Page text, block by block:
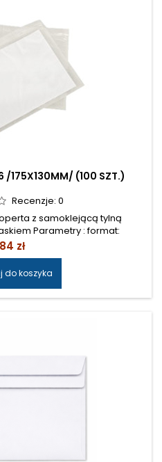
/175X130MM/ (100 SZT.)
Recenzje: 0
z samoklejącą tylną
Parametry : format:
175 x 130wewnętrzny: 160 x
Cena: 8 zł netto/100 szt.
zł
do koszyka